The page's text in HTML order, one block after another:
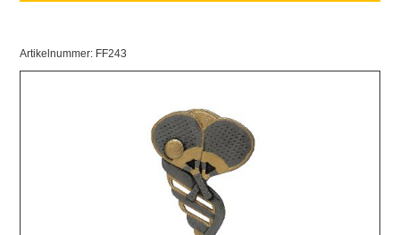
Artikelnummer: FF243